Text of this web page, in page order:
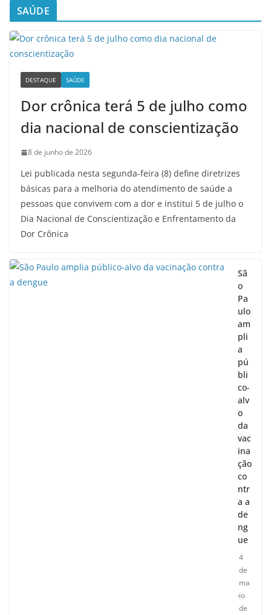
SAÚDE
DESTAQUE SAÚDE
Dor crônica terá 5 de julho como
dia nacional de conscientização
8 de junho de 2026
Lei publicada nesta segunda-feira (8) define diretrizes
básicas para a melhoria do atendimento de saúde a
pessoas que convivem com a dor e institui 5 de julho o
Dia Nacional de Conscientização e Enfrentamento da
Dor Crônica
Sã
o
Pa
ulo
am
pli
a
pú
bli
co-
alv
o
da
vac
ina
ção
co
ntr
a a
de
ng
ue
4
de
ma
io
de